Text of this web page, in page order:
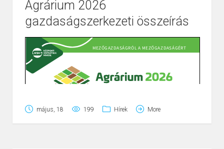
Page1 / 1 Zoom 100%
Agrárium 2026
gazdaságszerkezeti összeírás
május, 18 199 Hírek More